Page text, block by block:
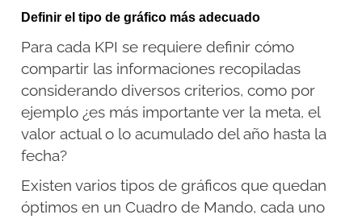
Definir el tipo de gráfico más adecuado
Para cada KPI se requiere definir cómo
compartir las informaciones recopiladas
considerando diversos criterios, como por
ejemplo ¿es más importante ver la meta, el
valor actual o lo acumulado del año hasta la
fecha?
Existen varios tipos de gráficos que quedan
óptimos en un Cuadro de Mando, cada uno